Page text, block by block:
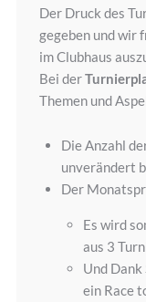
Der Druck des
gegeben und wir
im Clubhaus
Bei der
Themen und
Die Anzahl
unverändert
Der
Es wird
aus 3
Und
ein Race